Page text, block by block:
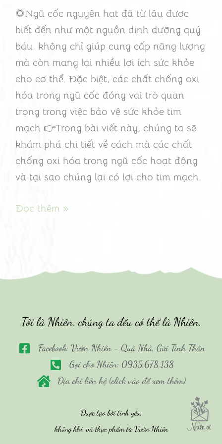
🌻Ngũ cốc nguyên hạt đã từ lâu được
biết đến như một nguồn dinh dưỡng quý
báu, không chỉ giúp cung cấp năng lượng
mà còn mang lại nhiều lợi ích sức khỏe
cho cơ thể. Đặc biệt, các chất chống oxi
hóa trong ngũ cốc đóng vai trò quan
trọng trong việc bảo vệ sức khỏe tim
mạch 👉Trong bài viết này, chúng ta sẽ
khám phá chi tiết về cách mà các chất
chống oxi hóa trong ngũ cốc hoạt động
và tại sao chúng lại có lợi cho tim mạch.
Vệ
Sức
Khỏe
Tim
Mạch?
Đọc thêm »
Tôi là Nhiên, chúng ta đều có thể là Nhiên.
Facebook: Vườn Nhiên - Quà Nhà, Gửi Tình Thân
Gọi cho Nhiên: 0935.678.138
Địa chỉ liên hệ (click vào để xem thêm)
Được tạo bởi tình yêu,
không khí, và thực phẩm từ Vườn Nhiên